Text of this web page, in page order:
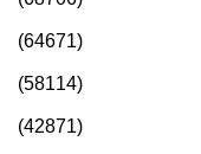
(64671)
(58114)
(42871)